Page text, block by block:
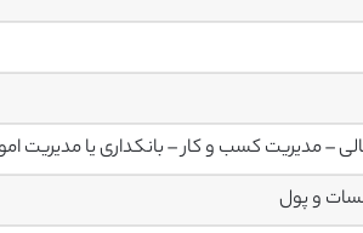
مدیریت کسب و کار – بانکداری یا مدیریت
و پول